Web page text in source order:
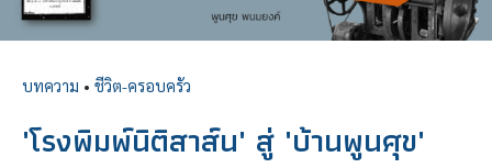
บทความ • ชีวิต-ครอบครัว
'โรงพิมพ์นิติสาส์น' สู่ 'บ้านพูนศุข'